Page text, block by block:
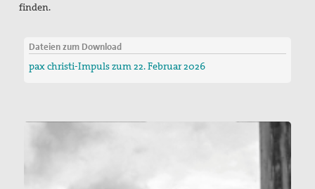
finden.
Dateien zum Download
pax christi-Impuls zum 22. Februar 2026